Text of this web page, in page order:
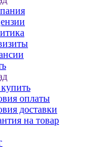
оплаты
доставки
на товар